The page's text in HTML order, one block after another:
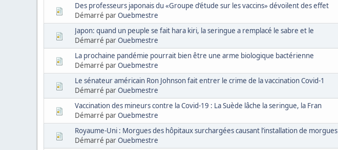
Des professeurs japonais du «Groupe d’étude sur les vaccins» dévoilent des effet
Démarré parOuebmestre
Japon: quand un peuple se fait hara kiri, la seringue a remplacé le sabre et le
Démarré parOuebmestre
La prochaine pandémie pourrait bien être une arme biologique bactérienne
Démarré parOuebmestre
Le sénateur américain Ron Johnson fait entrer le crime de la vaccination Covid-1
Démarré parOuebmestre
Vaccination des mineurs contre la Covid-19 : La Suède lâche la seringue, la Fran
Démarré parOuebmestre
Royaume-Uni : Morgues des hôpitaux surchargées causant l’installation de morgues
Démarré parOuebmestre